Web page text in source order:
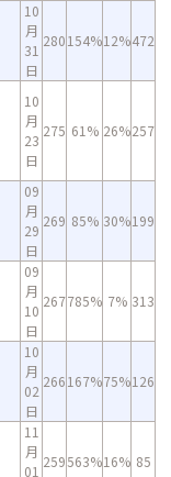
10
月
31
日
280154%12%472
10
月
23
日
275 61% 26%257
09
月
29
日
269 85% 30%199
09
月
10
日
267785% 7% 313
10
月
02
日
266167%75%126
11
月
01
259563%16% 85